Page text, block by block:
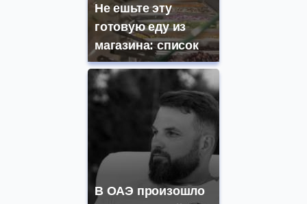
Не ешьте эту
готовую еду из
магазина: список
В ОАЭ произошло